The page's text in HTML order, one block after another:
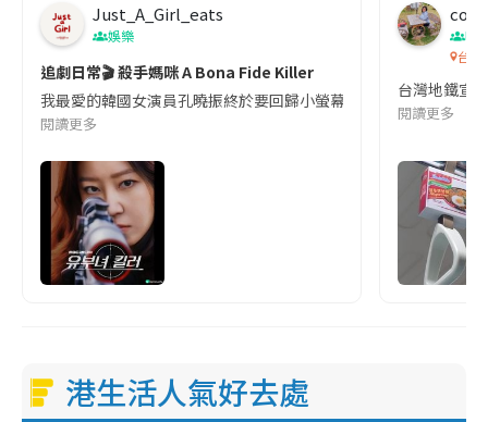
Just_A_Girl_eats
娛樂
追劇日常🎬 殺手媽咪 A Bona Fide Killer
我最愛的韓國女演員孔曉振終於要回歸小螢幕啦!這次的劇本改編
閱讀更多
co
吹
台灣
台灣地鐵宣
閱讀更多
港生活人氣好去處